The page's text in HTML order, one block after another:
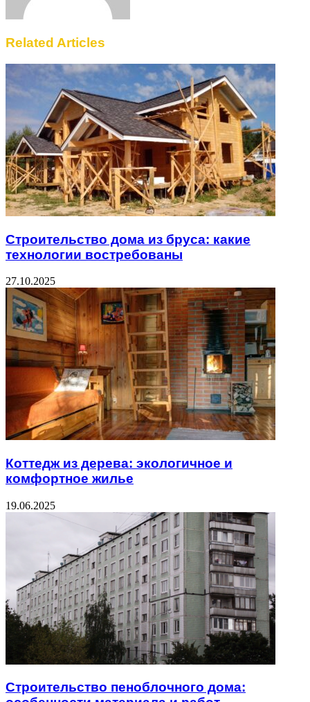
Related Articles
Строительство дома из бруса: какие
технологии востребованы
27.10.2025
Коттедж из дерева: экологичное и
комфортное жилье
19.06.2025
Строительство пеноблочного дома: